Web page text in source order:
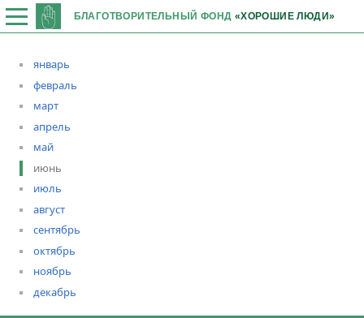
БЛАГОТВОРИТЕЛЬНЫЙ ФОНД «ХОРОШИЕ ЛЮДИ»
январь
февраль
март
апрель
май
июнь
июль
август
сентябрь
октябрь
ноябрь
декабрь